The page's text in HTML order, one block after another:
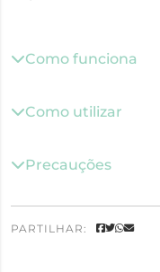
Como funciona
Como utilizar
Precauções
PARTILHAR: